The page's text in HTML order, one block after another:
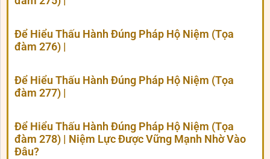
Để Hiểu Thấu Hành Đúng Pháp Hộ Niệm (Tọa
đàm 276) |
Để Hiểu Thấu Hành Đúng Pháp Hộ Niệm (Tọa
đàm 277) |
Để Hiểu Thấu Hành Đúng Pháp Hộ Niệm (Tọa
đàm 278) | Niệm Lực Được Vững Mạnh Nhờ Vào
Đâu?